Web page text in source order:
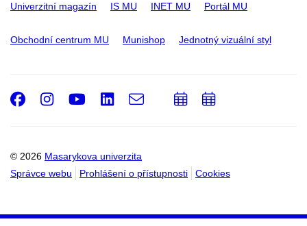
Univerzitní magazín IS MU INET MU Portál MU
Obchodní centrum MU Munishop Jednotný vizuální styl
© 2026 Masarykova univerzita
Správce webu
Prohlášení o přístupnosti Cookies
Facebook
Instagram
Youtube
LinkedIn
e-
PřidatPřidat